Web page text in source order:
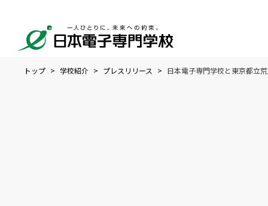
トップ 学校紹介 プレスリリース 日本電子専門学校と東京都立